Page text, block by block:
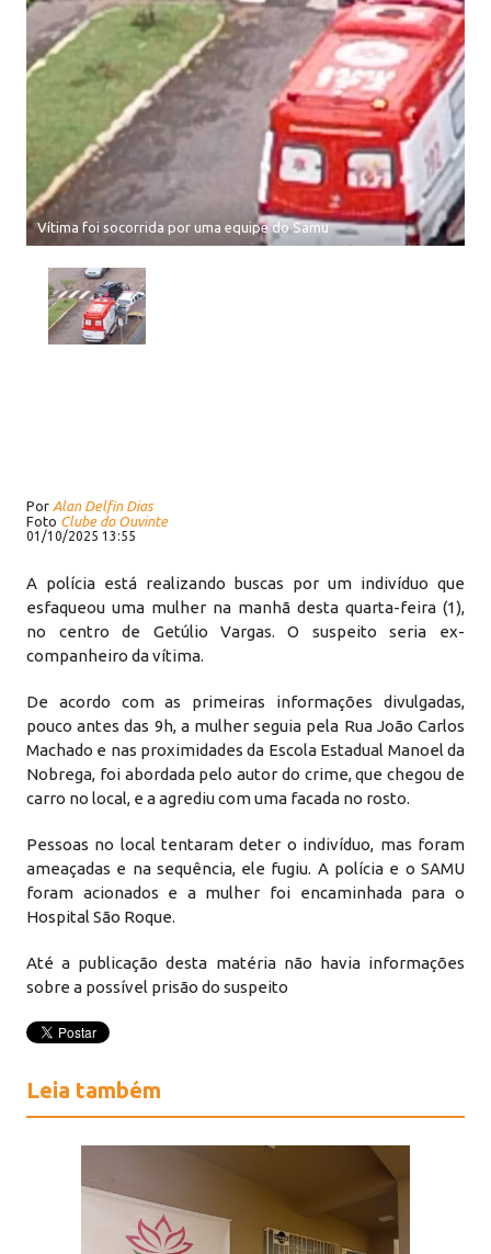
Vítima foi socorrida por uma equipe do Samu
Por Alan Delfin Dias
Foto Clube do Ouvinte
01/10/2025 13:55
A polícia está realizando buscas por um indivíduo que
esfaqueou uma mulher na manhã desta quarta-feira (1),
no centro de Getúlio Vargas. O suspeito seria ex-
companheiro da vítima.
De acordo com as primeiras informações divulgadas,
pouco antes das 9h, a mulher seguia pela Rua João Carlos
Machado e nas proximidades da Escola Estadual Manoel da
Nobrega, foi abordada pelo autor do crime, que chegou de
carro no local, e a agrediu com uma facada no rosto.
Pessoas no local tentaram deter o indivíduo, mas foram
ameaçadas e na sequência, ele fugiu. A polícia e o SAMU
foram acionados e a mulher foi encaminhada para o
Hospital São Roque.
Até a publicação desta matéria não havia informações
sobre a possível prisão do suspeito
Leia também